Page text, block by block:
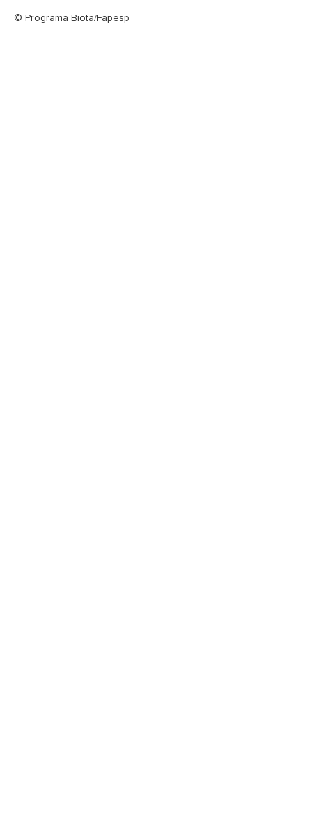
© Programa Biota/Fapesp